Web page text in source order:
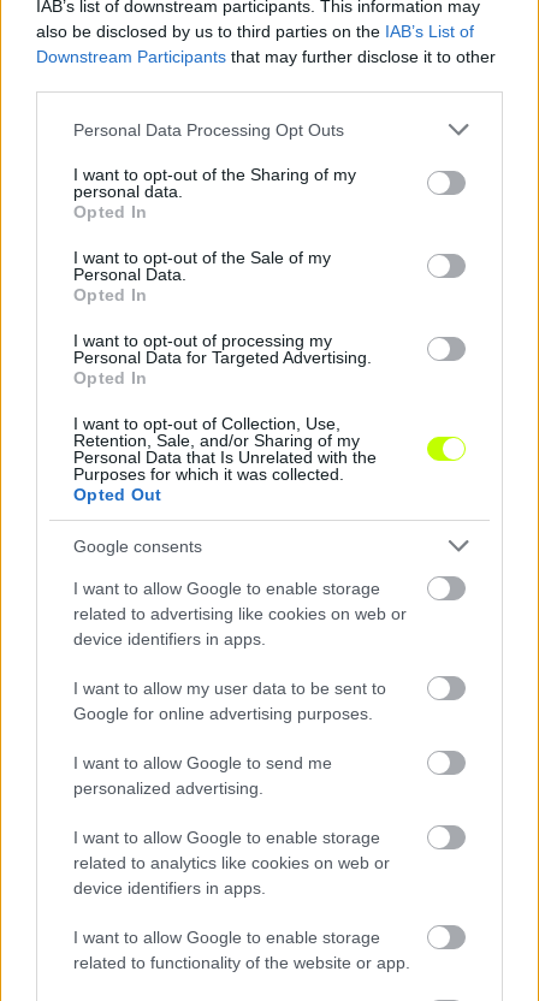
IAB’s list of downstream participants. This information may
also be disclosed by us to third parties on the IAB’s List of
Downstream Participants that may further disclose it to other
Please note that this website/app uses one or more Google
not limited to your visit or usage behaviour. You may click to
grant or deny consent to Google and its third-party tags to
use your data for below specified purposes in below Google
consent section.
Personal Data Processing Opt Outs
I want to opt-out of the Sharing of my
personal data.
Opted In
I want to opt-out of the Sale of my
Personal Data.
Opted In
I want to opt-out of processing my
Personal Data for Targeted Advertising.
Opted In
I want to opt-out of Collection, Use,
Retention, Sale, and/or Sharing of my
Personal Data that Is Unrelated with the
Purposes for which it was collected.
Opted Out
Google consents
I want to allow Google to enable storage
related to advertising like cookies on web or
device identifiers in apps.
I want to allow my user data to be sent to
Google for online advertising purposes.
I want to allow Google to send me
personalized advertising.
I want to allow Google to enable storage
related to analytics like cookies on web or
device identifiers in apps.
I want to allow Google to enable storage
related to functionality of the website or app.
Különleges történet húzódik a Fradi Real Madridnak
lőtt gólja mögött
A Fradi gólszerzőjének neve nagyon is ismerős lehet Madridban és
pont az szerezte, akit a Real szurkolói a legkevésbé szerettek volna a
múlt miatt.
Ketten is távozhatnak a Fraditól – egy magyar játékos
is búcsúzhat
Nem csak Elton Acolatse jövője kérdéses a Ferencvárosnál,
hamarosan újabb játékos távozására kerülhet sor.